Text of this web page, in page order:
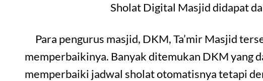
Sholat Digital Masjid didapat
Para pengurus masjid, DKM, Ta’mir Masjid
memperbaikinya. Banyak ditemukan DKM yang
memperbaiki jadwal sholat otomatisnya tetapi